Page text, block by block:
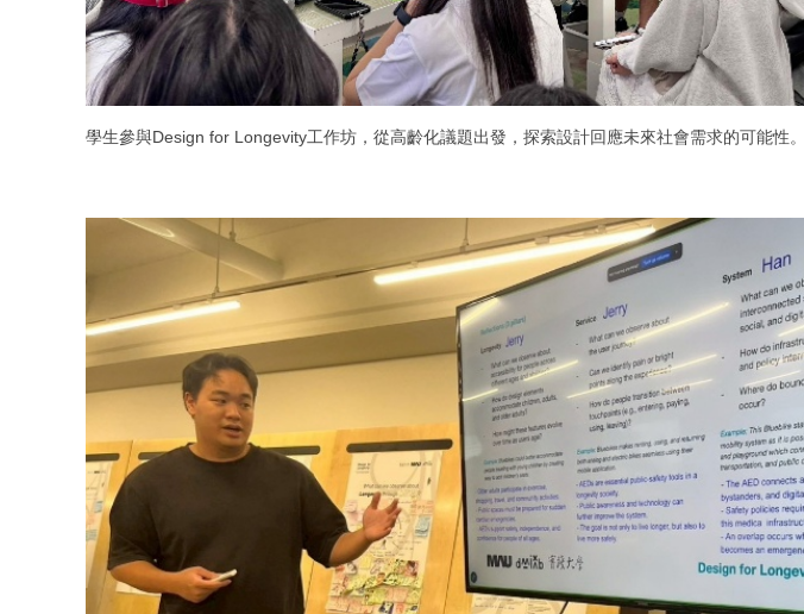
學生參與Design for Longevity工作坊，從高齡化議題出發，探索設計回應未來社會需求的可能性。